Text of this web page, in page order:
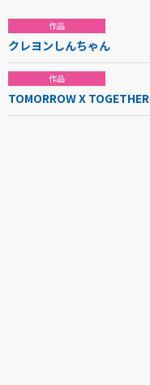
作品
クレヨンしんちゃん
作品
TOMORROW X TOGETHER